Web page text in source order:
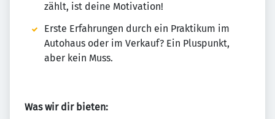
zählt, ist deine Motivation!
Erste Erfahrungen durch ein Praktikum im
Autohaus oder im Verkauf? Ein Pluspunkt,
aber kein Muss.
Was wir dir bieten: